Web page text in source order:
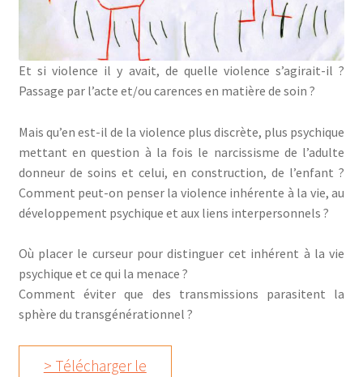
Et si violence il y avait, de quelle violence s’agirait-il ?
Passage par l’acte et/ou carences en matière de soin ?
Mais qu’en est-il de la violence plus discrète, plus psychique
mettant en question à la fois le narcissisme de l’adulte
donneur de soins et celui, en construction, de l’enfant ?
Comment peut-on penser la violence inhérente à la vie, au
développement psychique et aux liens interpersonnels ?
Où placer le curseur pour distinguer cet inhérent à la vie
psychique et ce qui la menace ?
Comment éviter que des transmissions parasitent la
sphère du transgénérationnel ?
> Télécharger le